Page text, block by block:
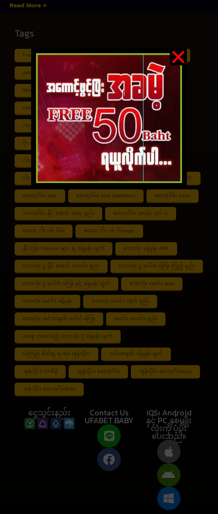
Read More »
Tags
Free ငါး ပစ် ဂိမ်း Myanmar ကာစီနို Online ငါး ဂိမ်း apk
online ငါး ပစ် ဂိမ်းapp Shan Koe Mee ငါး ပစ် ဂိမ်း
Shwe ကာစီနို APK UFABET ufabet888
ufabet เข้าสู่ระบบ ကာစီနို app ကာစီနို ဂိမ်း
ကာစီနို ငါး ပစ် ဂိမ်း ကာစီနို စလော့ဂိမ်း ကျွဲ စလော့ဂိမ်း
ဂိုး ပေါင်း လောင်း နည်း ငါး ဂိမ်း ငွေ အကောင် ဆုံး
ငါးပစ်ဂိမ်း App download ငါး ပစ် ဂိမ်း link
ငါး ပစ် ဂိမ်း ဆော့ နည်း ငါး ပစ် ဂိမ်း ပိုက်ဆံ ရ စလော့ဂိမ်း APK
စလော့ဂိမ်း app စလော့ဂိမ်း app download စလော့ဂိမ်း hack
စလော့ဂိမ်း နိုင် အောင် ဆော့ နည်း စလော့ဂိမ်း အလုပ် လုပ် ပုံ
စလော့ ငါး ပစ် ဂိမ်း စလော့ ငါး ပစ် ဂိမ်းapp
နိုင်ငံခြား tipster များ ရဲ့ ခန့်မှန်း ချက် ဘောလုံး ခန့်မှန်း APK
ဘောလုံး ပွဲ နိုင် အောင် လောင်း နည်း ဘောလုံး ပွဲ ပေါက် ကြေး ကြည့် နည်း
ဘောလုံး ပွဲ ပေါက် ကြေး နှင့် ခန့်မှန်း ချက် ဘောလုံး မောင်း app
ဘောလုံး မောင်း ခန့်မှန်း ဘောလုံး မောင်း တွက် နည်း
ဘောလုံး အင်တာနက် ပေါက် ကြေး မောင်း လောင်း နည်း
ယနေ့ ကစား မည့် ဘောလုံး ပွဲ ခန့်မှန်း ချက်
ယုံကြည် စိတ်ချ ရ ဆုံး အွန်လိုင်း အင်တာနက် ခန့်မှန်း ချက်
အွန်လိုင်း ကာစီနို အွန်လိုင်း စလော့ဂိမ်း အွန်လိုင်း စလော့ဂိမ်းapp
အွန်လိုင်း စလော့ဂိမ်းfree
ငွေသွင်းနည်း Contact Us
UFABET.BABY
iOS၊ Android
နှင့် PC နှစ်မျိုး
လုံးကို ပံ့ပိုး
ပေးသည်။